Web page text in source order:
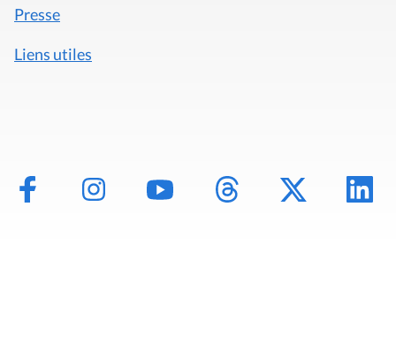
Presse
Liens utiles